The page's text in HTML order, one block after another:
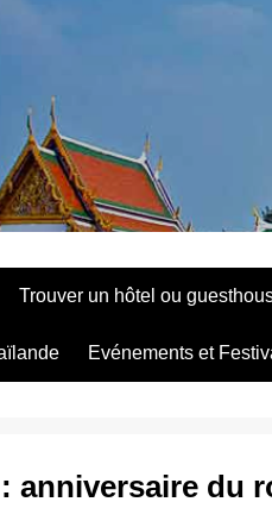
Trouver un hôtel ou
Evénements et
anniversaire du